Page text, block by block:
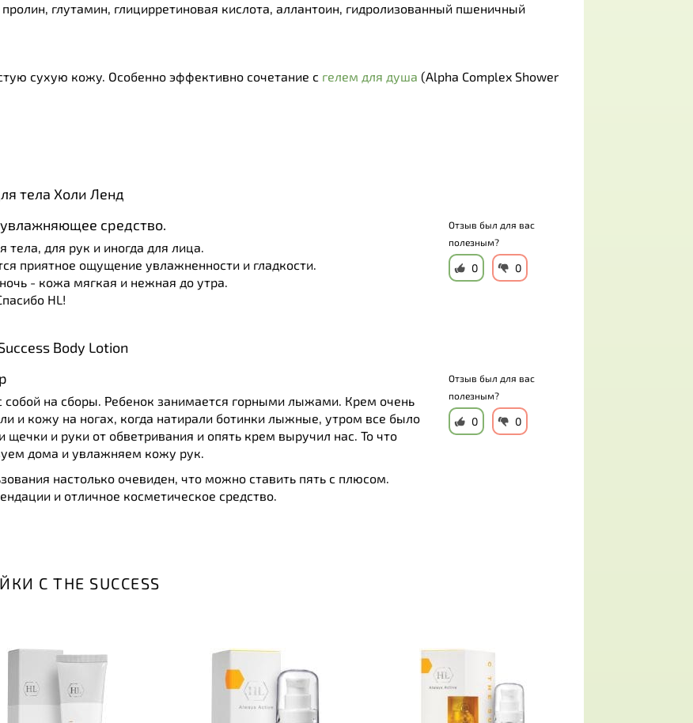
глутамин, глицирретиновая кислота, аллантоин, гидролизованный пшеничный
сухую кожу. Особенно эффективно сочетание с гелем для душа (Alpha Complex Shower
тела Холи Ленд
средство.
тела, для рук и иногда для лица.
приятное ощущение увлажненности и гладкости.
- кожа мягкая и нежная до утра.
HL!
Отзыв был для вас
полезным?
0 0
Body Lotion
собой на сборы. Ребенок занимается горными лыжами. Крем очень
и кожу на ногах, когда натирали ботинки лыжные, утром все было
щечки и руки от обветривания и опять крем выручил нас. То что
дома и увлажняем кожу рук.
настолько очевиден, что можно ставить пять с плюсом.
и отличное косметическое средство.
Отзыв был для вас
полезным?
0 0
C THE SUCCESS